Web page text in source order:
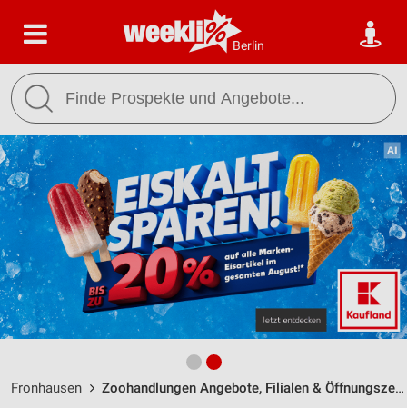
Berlin
Fronhausen Zoohandlungen Angebote, Filialen & Öffnungszeiten